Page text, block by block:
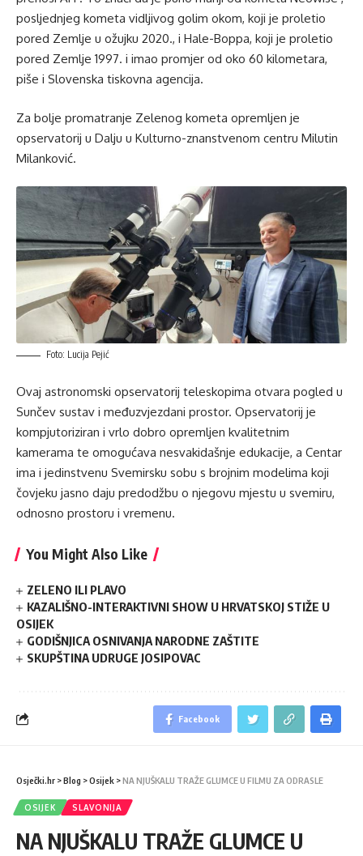
posljednjeg kometa vidljivog golim okom, koji je proletio
pored Zemlje u ožujku 2020., i Hale-Boppa, koji je proletio
pored Zemlje 1997. i imao promjer od oko 60 kilometara,
piše i Slovenska tiskovna agencija.
Za bolje promatranje Zelenog kometa opremljen je
opservatorij u Dalju u Kulturno-znanstvenom centru Milutin
Milanković.
Foto: Lucija Pejić
Ovaj astronomski opservatorij teleskopima otvara pogled u
Sunčev sustav i međuzvjezdani prostor. Opservatorij je
kompjutoriziran i vrlo dobro opremljen kvalitetnim
kamerama te omogućava nesvakidašnje edukacije, a Centar
ima i jedinstvenu Svemirsku sobu s brojnim modelima koji
čovjeku jasno daju predodžbu o njegovu mjestu u svemiru,
odnosno prostoru i vremenu.
You Might Also Like
ZELENO ILI PLAVO
KAZALIŠNO-INTERAKTIVNI SHOW U HRVATSKOJ STIŽE U
OSIJEK
GODIŠNJICA OSNIVANJA NARODNE ZAŠTITE
SKUPŠTINA UDRUGE JOSIPOVAC
Facebook
Osječki.hr >Blog >Osijek >NA NJUŠKALU TRAŽE GLUMCE U FILMU ZA ODRASLE
OSIJEK SLAVONIJA
NA NJUŠKALU TRAŽE GLUMCE U